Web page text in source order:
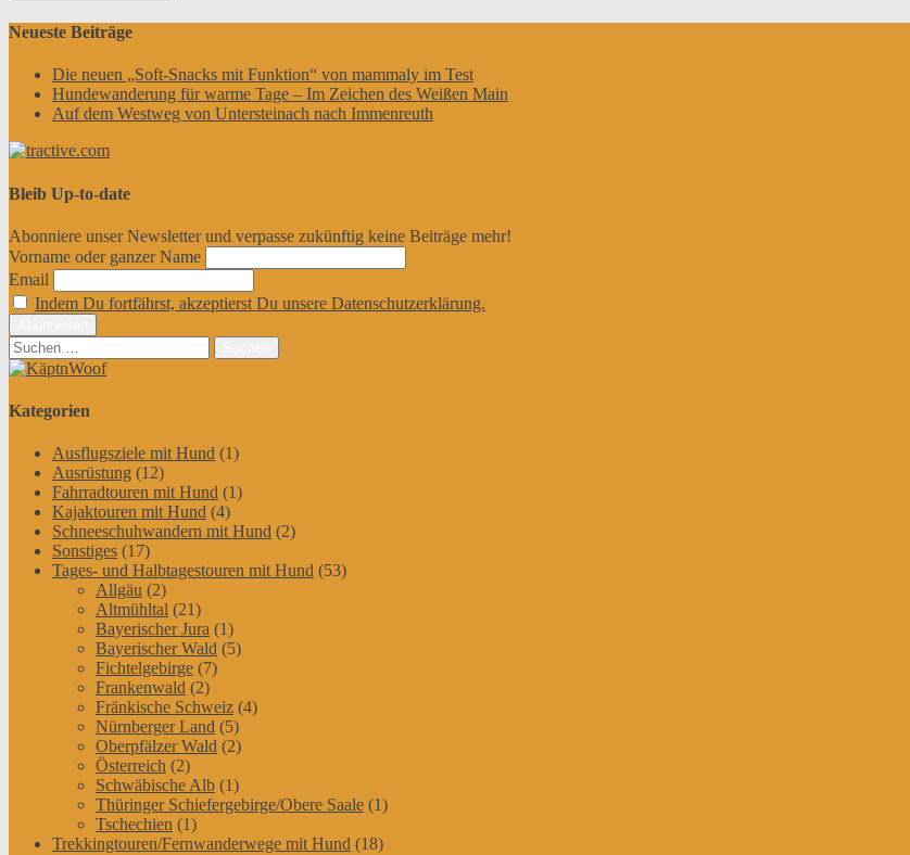
Neueste Beiträge
Die neuen „Soft-Snacks mit Funktion“ von mammaly im Test
Hundewanderung für warme Tage – Im Zeichen des Weißen Main
Auf dem Westweg von Untersteinach nach Immenreuth
Bleib Up-to-date
Abonniere unser Newsletter und verpasse zukünftig keine Beiträge mehr!
Vorname oder ganzer Name
Email
Indem Du fortfährst, akzeptierst Du unsere Datenschutzerklärung.
Suchen
nach:
Kategorien
Ausflugsziele mit Hund (1)
Ausrüstung (12)
Fahrradtouren mit Hund (1)
Kajaktouren mit Hund (4)
Schneeschuhwandern mit Hund (2)
Sonstiges (17)
Tages- und Halbtagestouren mit Hund (53)
Allgäu (2)
Altmühltal (21)
Bayerischer Jura (1)
Bayerischer Wald (5)
Fichtelgebirge (7)
Frankenwald (2)
Fränkische Schweiz (4)
Nürnberger Land (5)
Oberpfälzer Wald (2)
Österreich (2)
Schwäbische Alb (1)
Thüringer Schiefergebirge/Obere Saale (1)
Tschechien (1)
Trekkingtouren/Fernwanderwege mit Hund (18)